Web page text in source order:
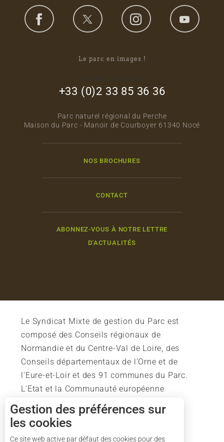
Le parc en images !
+33 (0)2 33 85 36 36
Parc naturel régional du Perche
Maison du Parc - Manoir de Courboyer 61340 Nocé
NOS BROCHURES
CONTACT
ABONNEZ-VOUS À NOTRE LETTRE
D'ACTUALITÉS
Le Syndicat Mixte de gestion du Parc est
composé des Conseils régionaux de
Normandie et du Centre-Val de Loire, des
Conseils départementaux de l'Orne et de
l'Eure-et-Loir et des 91 communes du Parc.
L'Etat et la Communauté européenne
soutiennent également l'action du Parc.
Gestion des préférences sur
les cookies
Ce site web active par défaut des cookies pour des